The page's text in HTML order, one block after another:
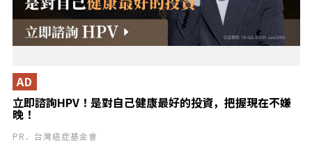
立即諮詢HPV！是對自己健康最好的投資，把握現在不嫌
晚！
AD
PR．台灣癌症基金會